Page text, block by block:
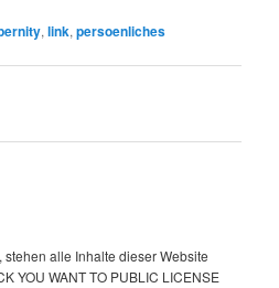
,link,persoenliches
alle Inhalte dieser Website
YOU WANT TO PUBLIC LICENSE